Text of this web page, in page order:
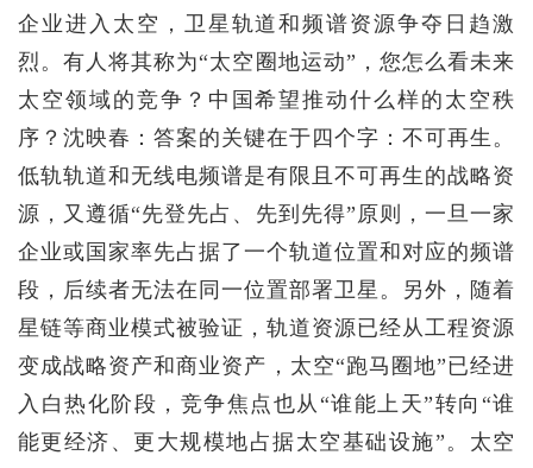
企业进入太空，卫星轨道和频谱资源争夺日趋激
烈。有人将其称为“太空圈地运动”，您怎么看未来
太空领域的竞争？中国希望推动什么样的太空秩
序？沈映春：答案的关键在于四个字：不可再生。
低轨轨道和无线电频谱是有限且不可再生的战略资
源，又遵循“先登先占、先到先得”原则，一旦一家
企业或国家率先占据了一个轨道位置和对应的频谱
段，后续者无法在同一位置部署卫星。另外，随着
星链等商业模式被验证，轨道资源已经从工程资源
变成战略资产和商业资产，太空“跑马圈地”已经进
入白热化阶段，竞争焦点也从“谁能上天”转向“谁
能更经济、更大规模地占据太空基础设施”。太空